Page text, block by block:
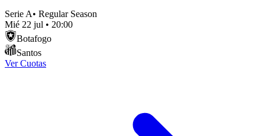
Serie A• Regular Season
Mié 22 jul • 20:00
Botafogo
Santos
Ver Cuotas